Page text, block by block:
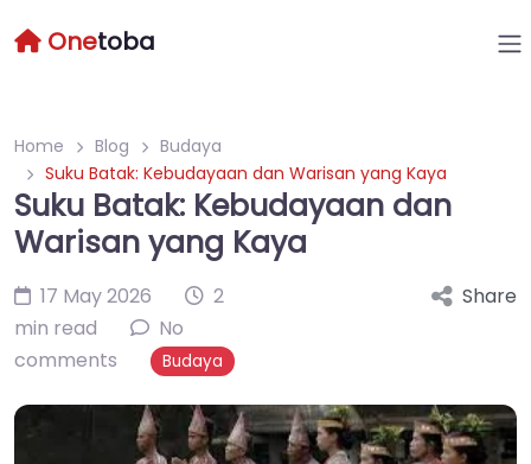
Onetoba
Home Blog
Budaya
Suku Batak: Kebudayaan dan Warisan yang Kaya
Suku Batak: Kebudayaan dan
Warisan yang Kaya
17 May 2026
2
min read
No
comments
Budaya
Share